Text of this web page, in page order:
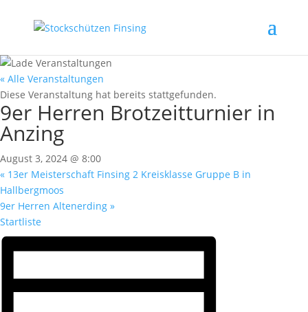
« Alle Veranstaltungen
Diese Veranstaltung hat bereits stattgefunden.
9er Herren Brotzeitturnier in
Anzing
August 3, 2024 @ 8:00
« 13er Meisterschaft Finsing 2 Kreisklasse Gruppe B in
Hallbergmoos
9er Herren Altenerding »
Startliste